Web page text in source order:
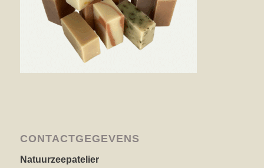
CONTACTGEGEVENS
Natuurzeepatelier